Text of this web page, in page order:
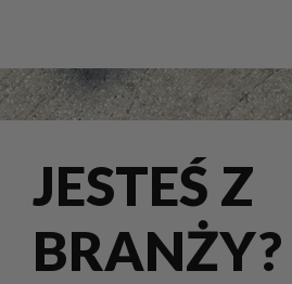
JESTEŚ Z
BRANŻY?